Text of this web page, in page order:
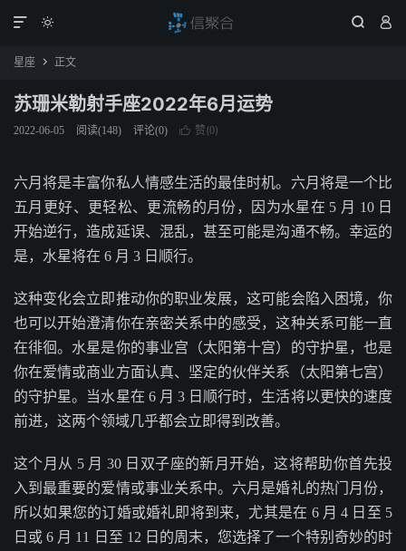
  

星座  正文
苏珊米勒射手座2022年6月运势
2022-06-05 阅读(148) 评论(0)  赞(0)
六月将是丰富你私人情感生活的最佳时机。六月将是一个比
五月更好、更轻松、更流畅的月份，因为水星在 5 月 10 日
开始逆行，造成延误、混乱，甚至可能是沟通不畅。幸运的
是，水星将在 6 月 3 日顺行。
这种变化会立即推动你的职业发展，这可能会陷入困境，你
也可以开始澄清你在亲密关系中的感受，这种关系可能一直
在徘徊。水星是你的事业宫（太阳第十宫）的守护星，也是
你在爱情或商业方面认真、坚定的伙伴关系（太阳第七宫）
的守护星。当水星在 6 月 3 日顺行时，生活将以更快的速度
前进，这两个领域几乎都会立即得到改善。
这个月从 5 月 30 日双子座的新月开始，这将帮助你首先投
入到最重要的爱情或事业关系中。六月是婚礼的热门月份，
所以如果您的订婚或婚礼即将到来，尤其是在 6 月 4 日至 5
日或 6 月 11 日至 12 日的周末，您选择了一个特别奇妙的时